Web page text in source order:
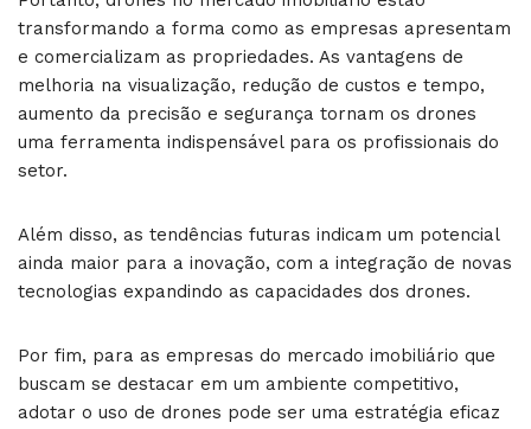
transformando a forma como as empresas apresentam
e comercializam as propriedades. As vantagens de
melhoria na visualização, redução de custos e tempo,
aumento da precisão e segurança tornam os drones
uma ferramenta indispensável para os profissionais do
setor.
Além disso, as tendências futuras indicam um potencial
ainda maior para a inovação, com a integração de novas
tecnologias expandindo as capacidades dos drones.
Por fim, para as empresas do mercado imobiliário que
buscam se destacar em um ambiente competitivo,
adotar o uso de drones pode ser uma estratégia eficaz